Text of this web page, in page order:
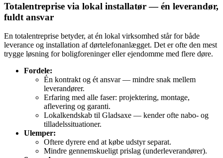
Totalentreprise via lokal installatør — én leverandør,
fuldt ansvar
En totalentreprise betyder, at én lokal virksomhed står for både
leverance og installation af dørtelefonanlægget. Det er ofte den mest
trygge løsning for boligforeninger eller ejendomme med flere døre.
Fordele:
Én kontrakt og ét ansvar — mindre snak mellem
leverandører.
Erfaring med alle faser: projektering, montage,
aflevering og garanti.
Lokalkendskab til Gladsaxe — kender ofte nabo- og
tilladelssituationer.
Ulemper:
Oftere dyrere end at købe udstyr separat.
Mindre gennemskueligt prislag (underleverandører).